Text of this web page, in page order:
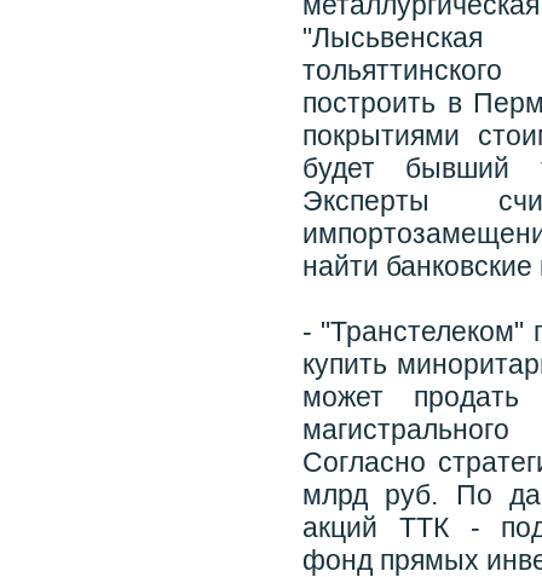
построить в
покрытиями
будет бывший
Эксперты
найти
- "Транстелеком"
купить
может
Согласно
млрд руб. По
акций ТТК -
фонд прямых